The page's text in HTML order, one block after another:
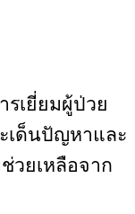
รเยี่ยมผู้ป่วย
เด็นปัญหาและ
วยเหลือจาก